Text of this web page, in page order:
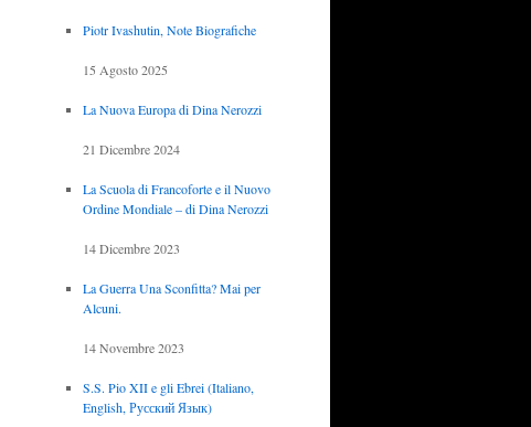
Piotr Ivashutin, Note Biografiche
15 Agosto 2025
La Nuova Europa di Dina Nerozzi
21 Dicembre 2024
La Scuola di Francoforte e il Nuovo
Ordine Mondiale – di Dina Nerozzi
14 Dicembre 2023
La Guerra Una Sconfitta? Mai per
Alcuni.
14 Novembre 2023
S.S. Pio XII e gli Ebrei (Italiano,
English, Русский Язык)